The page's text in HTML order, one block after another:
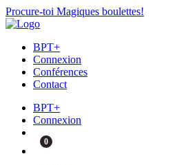
Procure-toi Magiques boulettes!
BPT+
Connexion
Conférences
Contact
BPT+
Connexion
0